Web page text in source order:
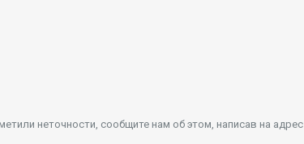
неточности, сообщите нам об этом, написав на адрес